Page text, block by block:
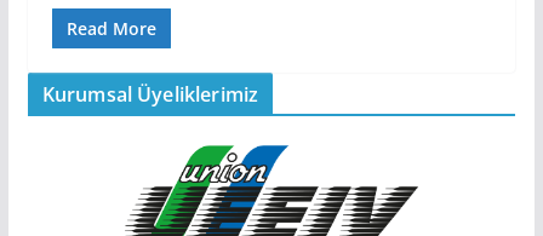
Read More
Kurumsal Üyeliklerimiz